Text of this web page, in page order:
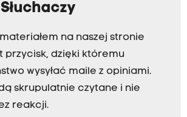
na naszej stronie
przycisk, dzięki któremu
wysyłać maile z opiniami.
skrupulatnie czytane i nie
reakcji.